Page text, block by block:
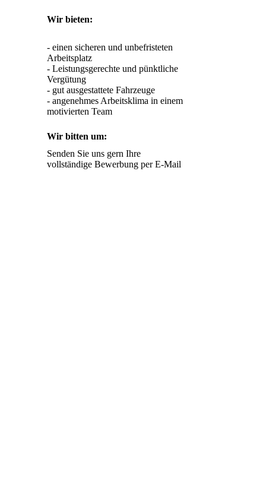
Wir bieten:
- einen sicheren und unbefristeten
Arbeitsplatz
- Leistungsgerechte und pünktliche
Vergütung
- gut ausgestattete Fahrzeuge
- angenehmes Arbeitsklima in einem
motivierten Team
Wir bitten um:
Senden Sie uns gern Ihre
vollständige Bewerbung per E-Mail